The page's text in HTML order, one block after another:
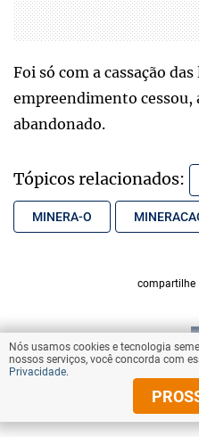
Foi só com a cassação
empreendimento cessou,
abandonado.
Tópicos relacionados:
MINERA-O
compartilhe
VOLTAR
© Copyright 2025 Diários
Nós usamos cookies e tecnologia
nossos serviços, você concorda com
Privacidade.